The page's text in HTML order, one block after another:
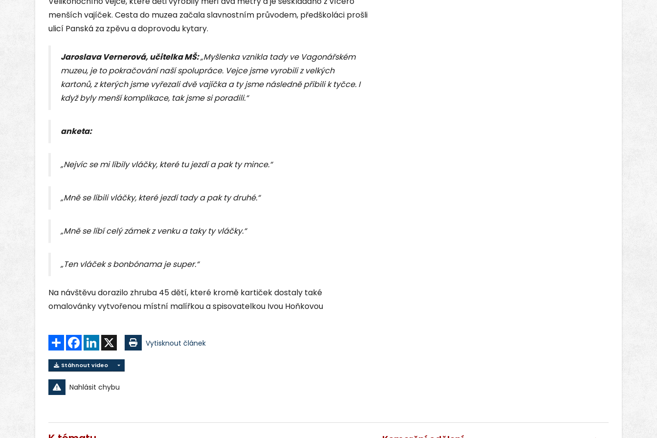
menších vajíček. Cesta do muzea začala slavnostním průvodem, předškoláci prošli
ulicí Panská za zpěvu a doprovodu kytary.
Jaroslava Vernerová, učitelka MŠ:„Myšlenka vznikla tady ve Vagonářském
muzeu, je to pokračování naší spolupráce. Vejce jsme vyrobili z velkých
kartonů, z kterých jsme vyřezali dvě vajíčka a ty jsme následně přibili k tyčce. I
když byly menší komplikace, tak jsme si poradili.“
anketa:
„Nejvíc se mi líbily vláčky, které tu jezdí a pak ty mince.“
„Mně se líbili vláčky, které jezdí tady a pak ty druhé.“
„Mně se líbí celý zámek z venku a taky ty vláčky.“
„Ten vláček s bonbónama je super.“
Na návštěvu dorazilo zhruba 45 dětí, které kromě kartiček dostaly také
omalovánky vytvořenou místní malířkou a spisovatelkou Ivou Hoňkovou
Sdílet FacebookLinkedIn Vytisknout článek
Stáhnout video
Nahlásit chybu